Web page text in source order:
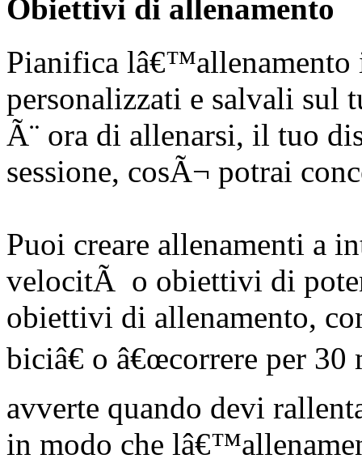
Obiettivi di allenamento
Pianifica
personalizzati e salvali sul
Ã¨ ora di allenarsi, il tuo
sessione, cosÃ¬ potrai
Puoi creare allenamenti a
velocitÃ o obiettivi di
obiettivi di allenamento,
biciâ€ o â€œcorrere per
avverte quando devi
in modo che